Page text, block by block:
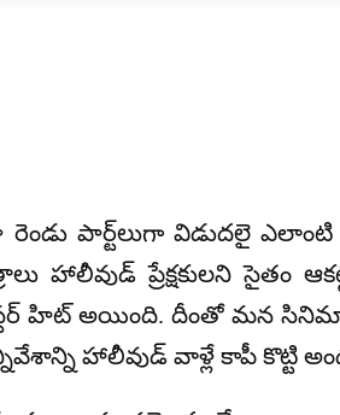
పార్ట్‌లుగా విడుదలై ఎలాంటి
హాలీవుడ్ ప్రేక్షకులని సైతం
హిట్ అయింది. దీంతో మన
హాలీవుడ్ వాళ్లే కాపీ కొట్టి